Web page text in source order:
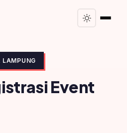
LAMPUNG
Event